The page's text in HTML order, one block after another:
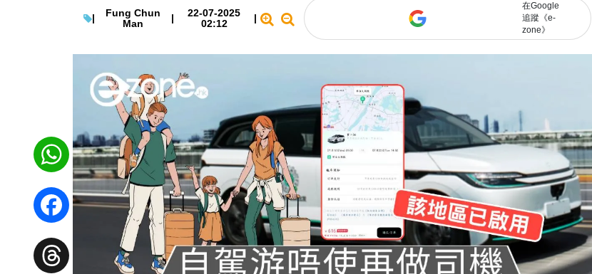
|
Fung Chun
Man
|
22-07-2025
02:12
|
在Google
追蹤《e-
zone》
WhatsApp
Facebook